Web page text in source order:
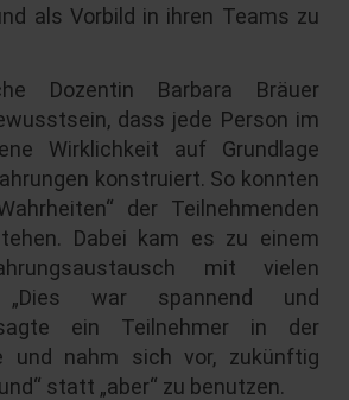
als Vorbild in ihren Teams zu
Dozentin Barbara Bräuer
dass jede Person im
Wirklichkeit auf Grundlage
konstruiert. So konnten
der Teilnehmenden
Dabei kam es zu einem
mit vielen
„Dies war spannend und
sagte ein Teilnehmer in der
und nahm sich vor, zukünftig
statt „aber“ zu benutzen.